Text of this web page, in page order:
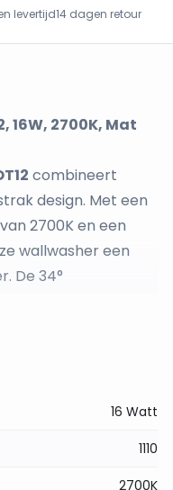
levertijd14 dagen retour
16W, 2700K, Mat
combineert
design. Met een
2700K en een
wallwasher een
De 34°
van muren,
worden kleuren
bijdraagt aan een
en een moderne
armatuur een
16 Watt
1110
2700K